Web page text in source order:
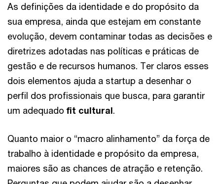
As definições da identidade e do propósito da
sua empresa, ainda que estejam em constante
evolução, devem contaminar todas as decisões e
diretrizes adotadas nas políticas e práticas de
gestão e de recursos humanos. Ter claros esses
dois elementos ajuda a startup a desenhar o
perfil dos profissionais que busca, para garantir
um adequado fit cultural.
Quanto maior o “macro alinhamento” da força de
trabalho à identidade e propósito da empresa,
maiores são as chances de atração e retenção.